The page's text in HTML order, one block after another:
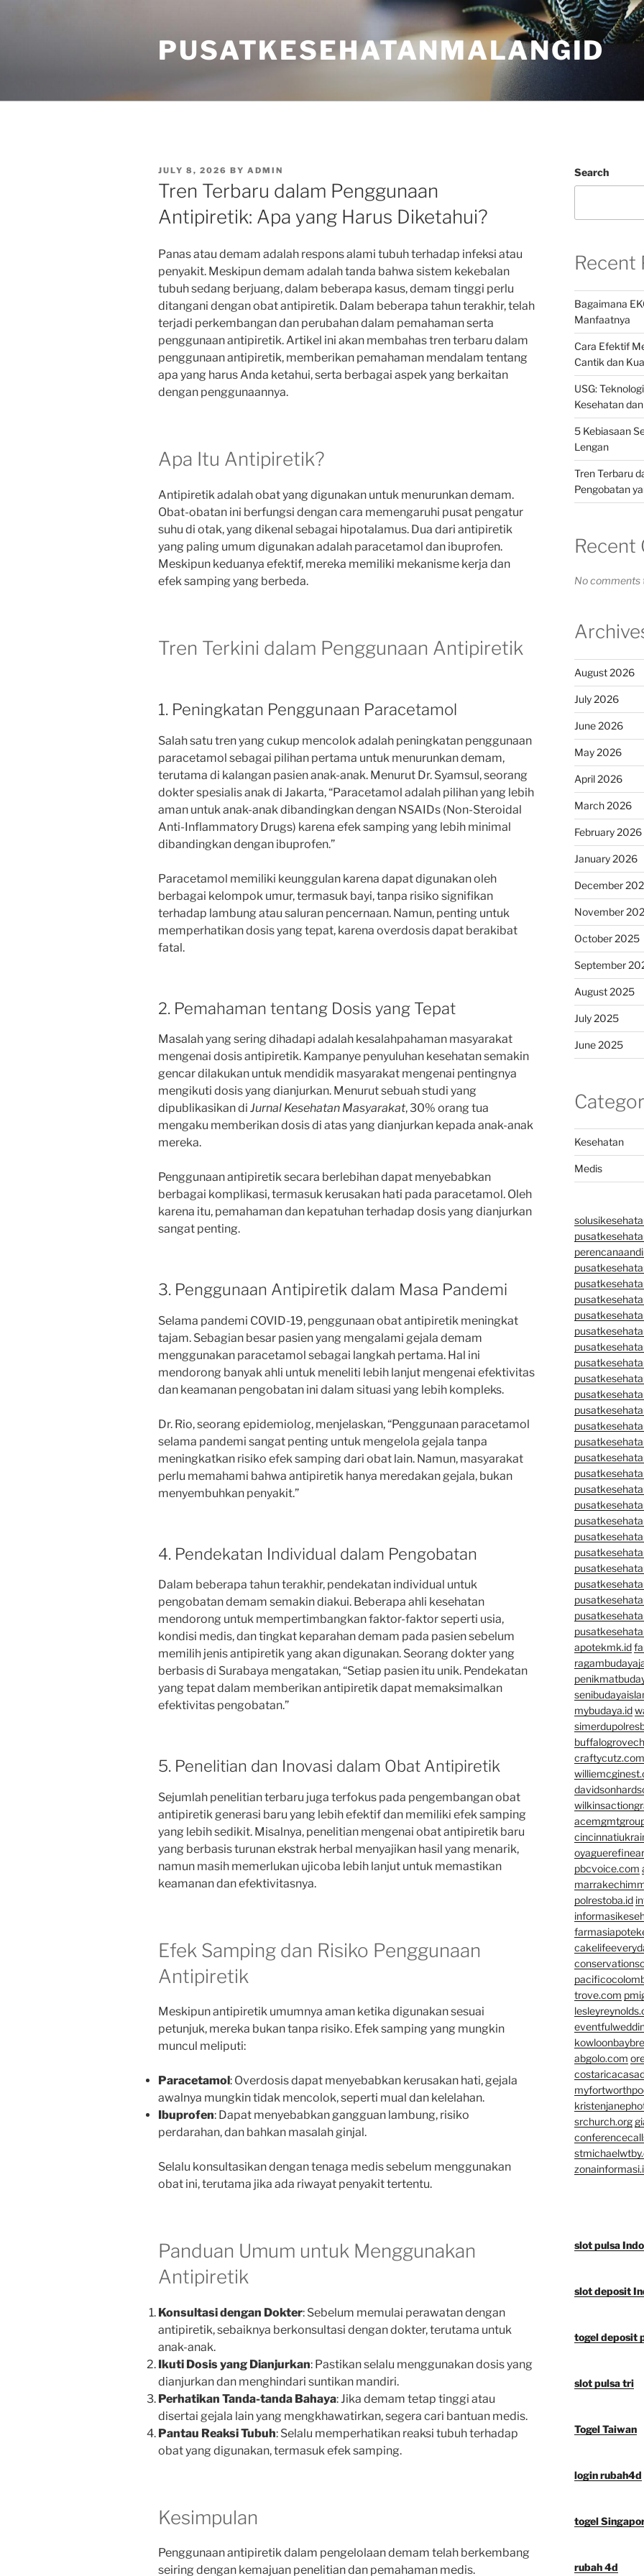
PUSATKESEHATANMALANGID
POSTED
ON
JULY 8, 2026 BY ADMIN
Tren Terbaru dalam Penggunaan
Antipiretik: Apa yang Harus Diketahui?
Panas atau demam adalah respons alami tubuh terhadap infeksi atau
penyakit. Meskipun demam adalah tanda bahwa sistem kekebalan
tubuh sedang berjuang, dalam beberapa kasus, demam tinggi perlu
ditangani dengan obat antipiretik. Dalam beberapa tahun terakhir, telah
terjadi perkembangan dan perubahan dalam pemahaman serta
penggunaan antipiretik. Artikel ini akan membahas tren terbaru dalam
penggunaan antipiretik, memberikan pemahaman mendalam tentang
apa yang harus Anda ketahui, serta berbagai aspek yang berkaitan
dengan penggunaannya.
Apa Itu Antipiretik?
Antipiretik adalah obat yang digunakan untuk menurunkan demam.
Obat-obatan ini berfungsi dengan cara memengaruhi pusat pengatur
suhu di otak, yang dikenal sebagai hipotalamus. Dua dari antipiretik
yang paling umum digunakan adalah paracetamol dan ibuprofen.
Meskipun keduanya efektif, mereka memiliki mekanisme kerja dan
efek samping yang berbeda.
Tren Terkini dalam Penggunaan Antipiretik
1. Peningkatan Penggunaan Paracetamol
Salah satu tren yang cukup mencolok adalah peningkatan penggunaan
paracetamol sebagai pilihan pertama untuk menurunkan demam,
terutama di kalangan pasien anak-anak. Menurut Dr. Syamsul, seorang
dokter spesialis anak di Jakarta, “Paracetamol adalah pilihan yang lebih
aman untuk anak-anak dibandingkan dengan NSAIDs (Non-Steroidal
Anti-Inflammatory Drugs) karena efek samping yang lebih minimal
dibandingkan dengan ibuprofen.”
Paracetamol memiliki keunggulan karena dapat digunakan oleh
berbagai kelompok umur, termasuk bayi, tanpa risiko signifikan
terhadap lambung atau saluran pencernaan. Namun, penting untuk
memperhatikan dosis yang tepat, karena overdosis dapat berakibat
fatal.
2. Pemahaman tentang Dosis yang Tepat
Masalah yang sering dihadapi adalah kesalahpahaman masyarakat
mengenai dosis antipiretik. Kampanye penyuluhan kesehatan semakin
gencar dilakukan untuk mendidik masyarakat mengenai pentingnya
mengikuti dosis yang dianjurkan. Menurut sebuah studi yang
dipublikasikan di Jurnal Kesehatan Masyarakat, 30% orang tua
mengaku memberikan dosis di atas yang dianjurkan kepada anak-anak
mereka.
Penggunaan antipiretik secara berlebihan dapat menyebabkan
berbagai komplikasi, termasuk kerusakan hati pada paracetamol. Oleh
karena itu, pemahaman dan kepatuhan terhadap dosis yang dianjurkan
sangat penting.
3. Penggunaan Antipiretik dalam Masa Pandemi
Selama pandemi COVID-19, penggunaan obat antipiretik meningkat
tajam. Sebagian besar pasien yang mengalami gejala demam
menggunakan paracetamol sebagai langkah pertama. Hal ini
mendorong banyak ahli untuk meneliti lebih lanjut mengenai efektivitas
dan keamanan pengobatan ini dalam situasi yang lebih kompleks.
Dr. Rio, seorang epidemiolog, menjelaskan, “Penggunaan paracetamol
selama pandemi sangat penting untuk mengelola gejala tanpa
meningkatkan risiko efek samping dari obat lain. Namun, masyarakat
perlu memahami bahwa antipiretik hanya meredakan gejala, bukan
menyembuhkan penyakit.”
4. Pendekatan Individual dalam Pengobatan
Dalam beberapa tahun terakhir, pendekatan individual untuk
pengobatan demam semakin diakui. Beberapa ahli kesehatan
mendorong untuk mempertimbangkan faktor-faktor seperti usia,
kondisi medis, dan tingkat keparahan demam pada pasien sebelum
memilih jenis antipiretik yang akan digunakan. Seorang dokter yang
berbasis di Surabaya mengatakan, “Setiap pasien itu unik. Pendekatan
yang tepat dalam memberikan antipiretik dapat memaksimalkan
efektivitas pengobatan.”
5. Penelitian dan Inovasi dalam Obat Antipiretik
Sejumlah penelitian terbaru juga terfokus pada pengembangan obat
antipiretik generasi baru yang lebih efektif dan memiliki efek samping
yang lebih sedikit. Misalnya, penelitian mengenai obat antipiretik baru
yang berbasis turunan ekstrak herbal menyajikan hasil yang menarik,
namun masih memerlukan ujicoba lebih lanjut untuk memastikan
keamanan dan efektivitasnya.
Efek Samping dan Risiko Penggunaan
Antipiretik
Meskipun antipiretik umumnya aman ketika digunakan sesuai
petunjuk, mereka bukan tanpa risiko. Efek samping yang mungkin
muncul meliputi:
Paracetamol: Overdosis dapat menyebabkan kerusakan hati, gejala
awalnya mungkin tidak mencolok, seperti mual dan kelelahan.
Ibuprofen: Dapat menyebabkan gangguan lambung, risiko
perdarahan, dan bahkan masalah ginjal.
Selalu konsultasikan dengan tenaga medis sebelum menggunakan
obat ini, terutama jika ada riwayat penyakit tertentu.
Panduan Umum untuk Menggunakan
Antipiretik
Konsultasi dengan Dokter: Sebelum memulai perawatan dengan
antipiretik, sebaiknya berkonsultasi dengan dokter, terutama untuk
anak-anak.
Ikuti Dosis yang Dianjurkan: Pastikan selalu menggunakan dosis yang
dianjurkan dan menghindari suntikan mandiri.
Perhatikan Tanda-tanda Bahaya: Jika demam tetap tinggi atau
disertai gejala lain yang mengkhawatirkan, segera cari bantuan medis.
Pantau Reaksi Tubuh: Selalu memperhatikan reaksi tubuh terhadap
obat yang digunakan, termasuk efek samping.
Kesimpulan
Penggunaan antipiretik dalam pengelolaan demam telah berkembang
seiring dengan kemajuan penelitian dan pemahaman medis.
Search
Recent
Bagaimana
Manfaatnya
Cara Efektif
Cantik dan
USG:
Kesehatan
5 Kebiasaan
Lengan
Tren Terbaru
Pengobatan
Recent
No comments
August 2026
July 2026
June 2026
May 2026
April 2026
March 2026
February 2026
January 2026
December
November
October 2025
September
August 2025
July 2025
June 2025
Kesehatan
Medis
apotekmk.id
mybudaya.id
craftycutz.com
pbcvoice.com
polrestoba.id
trove.com
abgolo.com
srchurch.org
slot pulsa
slot deposit
togel deposit
slot pulsa tri
Togel Taiwan
login rubah4d
togel
rubah 4d